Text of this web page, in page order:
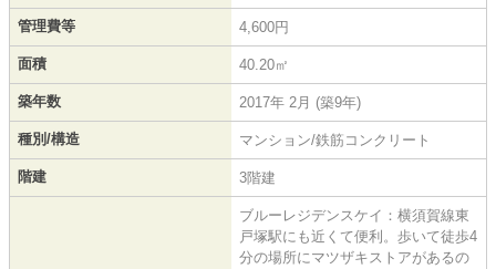
管理費等 4,600円
面積 40.20㎡
築年数 2017年 2月 (築9年)
種別/構造 マンション/鉄筋コンクリート
階建 3階建
ブルーレジデンスケイ：横須賀線東
戸塚駅にも近くて便利。歩いて徒歩4
分の場所にマツザキストアがあるの